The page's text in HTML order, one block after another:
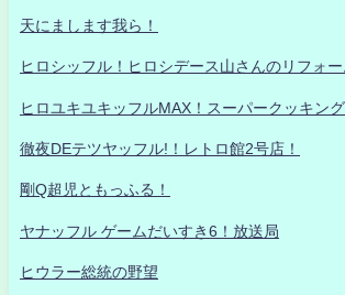
天にまします我ら！
ヒロシッフル！ヒロシデース山さんのリフォー
ヒロユキユキッフルMAX！スーパークッキング
徹夜DEテツヤッフル!！レトロ館2号店！
剛Q超児ともっふる！
ヤナッフル ゲームだいすき6！放送局
ヒウラー総統の野望